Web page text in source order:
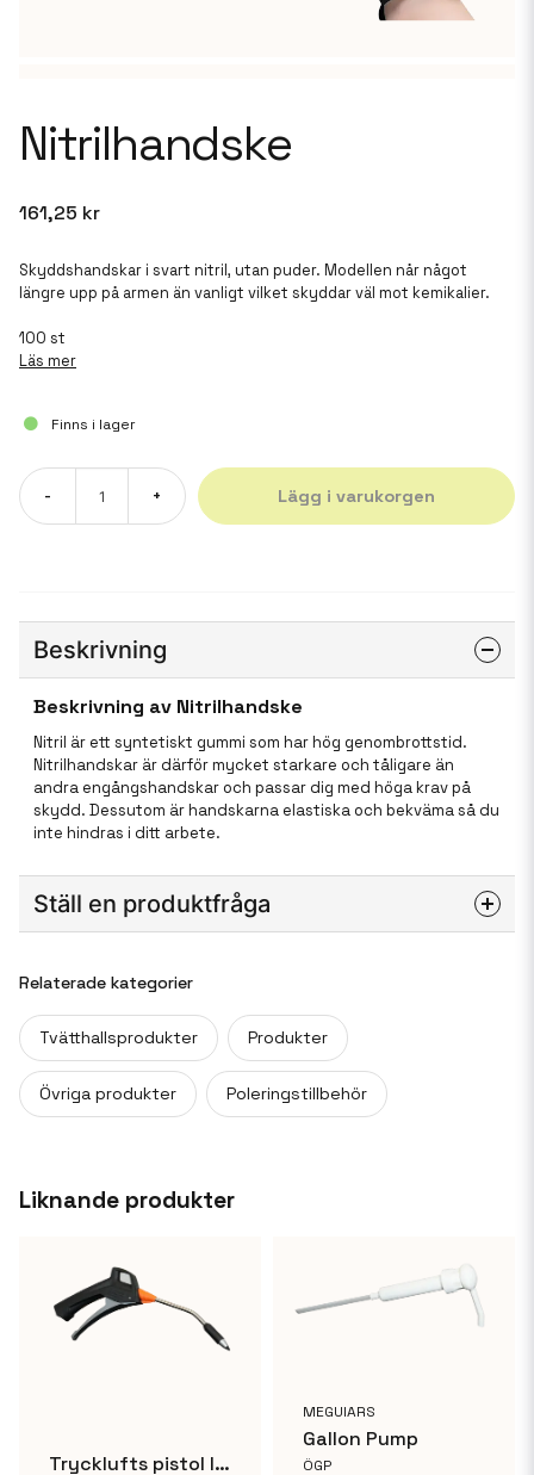
Nitrilhandske
161,25 kr
Skyddshandskar i svart nitril, utan puder. Modellen når något
längre upp på armen än vanligt vilket skyddar väl mot kemikalier.
100 st
Läs mer
Finns i lager
- + Lägg i varukorgen
Beskrivning
Beskrivning av Nitrilhandske
Nitril är ett syntetiskt gummi som har hög genombrottstid.
Nitrilhandskar är därför mycket starkare och tåligare än
andra engångshandskar och passar dig med höga krav på
skydd. Dessutom är handskarna elastiska och bekväma så du
inte hindras i ditt arbete.
Ställ en produktfråga
Fråga oss något om denna produkten...
name
Namn
Mejladress
Ja, ni får publicera min fråga
Relaterade kategorier
Tvätthallsprodukter Produkter
Övriga produkter Poleringstillbehör
Liknande produkter
Trycklufts pistol ljuddämpad med koppling
MEGUIARS
Gallon Pump
ÖGP